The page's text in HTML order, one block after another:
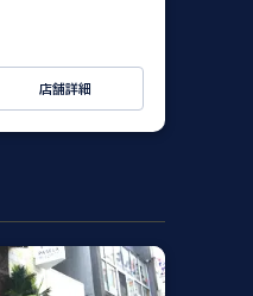
店舗詳細